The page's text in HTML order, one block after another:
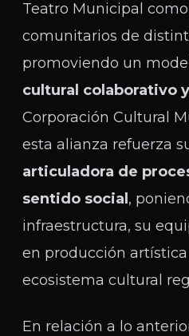
Teatro Municipal
comunitarios de
promoviendo un
cultural colaborativo
Corporación Cultural
esta alianza refuerza
articuladora de
sentido social,
infraestructura, su
en producción
ecosistema cultural
En relación a lo